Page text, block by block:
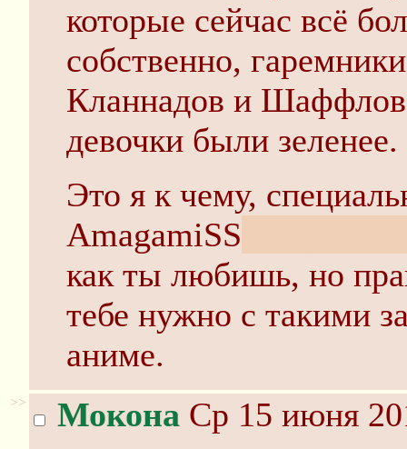
которые сейчас всё
собственно,
Кланнадов и
девочки были зеленее.
Это я к чему,
AmagamiSS
как ты любишь, но
тебе нужно с такими
аниме.
>> Мокона Ср 15 июня